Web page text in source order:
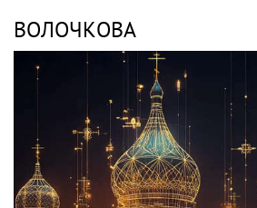
ВОЛОЧКОВА